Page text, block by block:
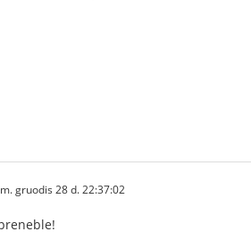
gruodis 28 d. 22:37:02